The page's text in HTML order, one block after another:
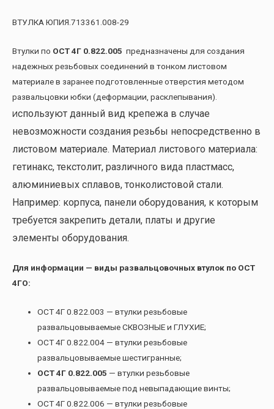
ВТУЛКА ЮПИЯ.713361.008-29
Втулки по ОСТ 4Г 0.822.005 предназначены для создания
надежных резьбовых соединений в тонком листовом
материале в заранее подготовленные отверстия методом
развальцовки юбки (деформации, расклепывания).
Используют данный вид крепежа в случае
невозможности создания резьбы непосредственно в
листовом материале. Материал листового материала:
гетинакс, текстолит, различного вида пластмасс,
алюминиевых сплавов, тонколистовой стали.
Например: корпуса, панели оборудования, к которым
требуется закрепить детали, платы и другие
элементы оборудования.
Для информации — виды развальцовочных втулок по ОСТ
4ГО:
ОСТ 4Г 0.822.003 — втулки резьбовые
развальцовываемые СКВОЗНЫЕ и ГЛУХИЕ;
ОСТ 4Г 0.822.004 — втулки резьбовые
развальцовываемые шестигранные;
ОСТ 4Г 0.822.005 — втулки резьбовые
развальцовываемые под невыпадающие винты;
ОСТ 4Г 0.822.006 — втулки резьбовые